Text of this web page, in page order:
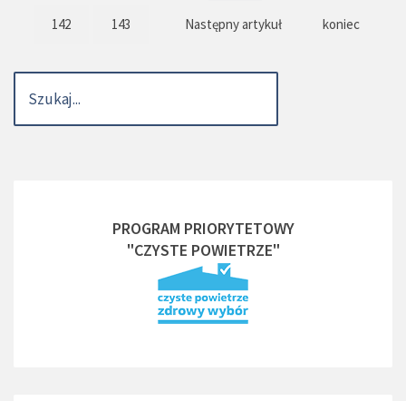
142 143 Następny artykuł koniec
PROGRAM PRIORYTETOWY
"CZYSTE POWIETRZE"